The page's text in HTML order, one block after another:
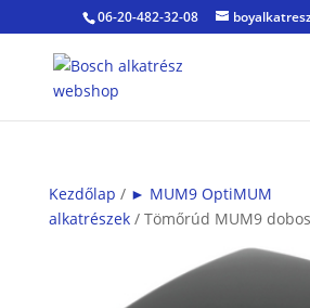
06-20-482-32-08
Kezdőlap / ► MUM9 OptiMUM
alkatrészek/ Tömőrúd MUM9